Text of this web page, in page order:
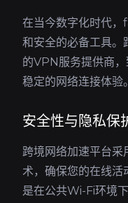
在当今数字化时代
和安全的必备工具。
的VPN服务提供商，
稳定的网络连接体验。
安全性与隐私保
跨境网络加速平台
术，确保您的在线活
是在公共Wi-Fi环境